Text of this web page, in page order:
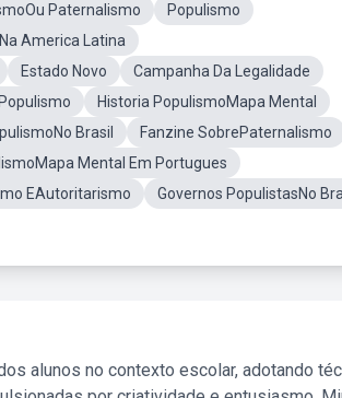
Paternalismo
Populismo
America Latina
Estado Novo
Campanha Da Legalidade
Historia PopulismoMapa Mental
Brasil
Fanzine SobrePaternalismo
Mental Em Portugues
EAutoritarismo
Governos PopulistasNo
alunos no contexto escolar, adotando